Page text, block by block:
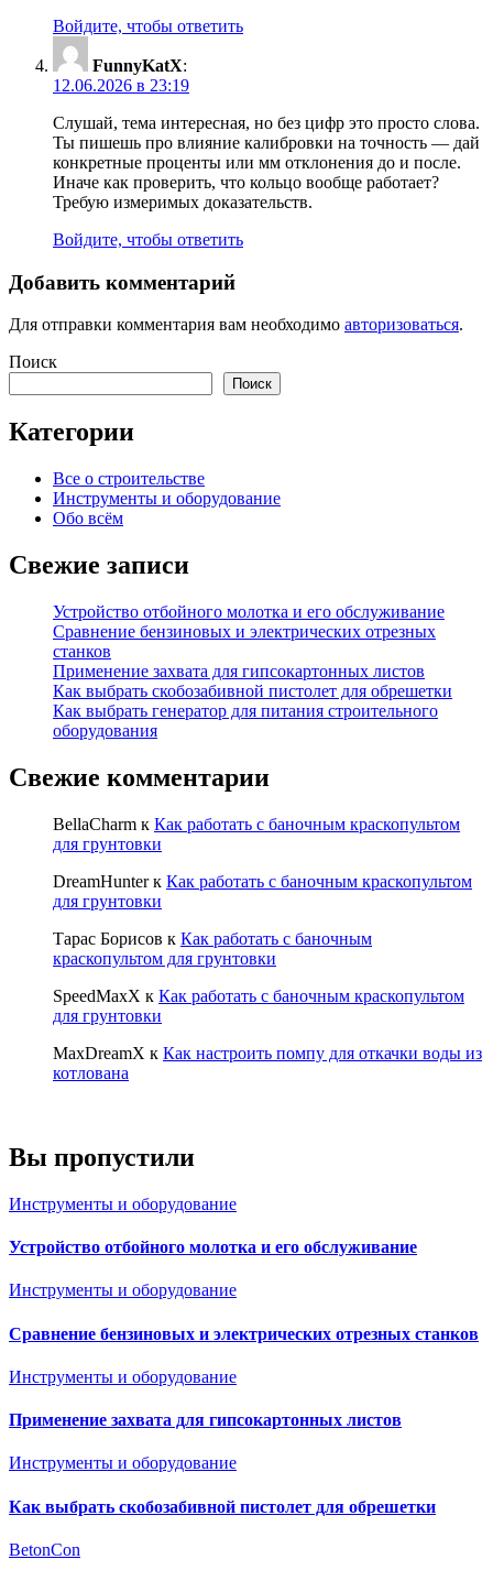
Войдите, чтобы ответить
FunnyKatX:
12.06.2026 в 23:19
Слушай, тема интересная, но без цифр это просто слова.
Ты пишешь про влияние калибровки на точность — дай
конкретные проценты или мм отклонения до и после.
Иначе как проверить, что кольцо вообще работает?
Требую измеримых доказательств.
Войдите, чтобы ответить
Добавить комментарий
Для отправки комментария вам необходимо авторизоваться.
Поиск
Поиск
Категории
Все о строительстве
Инструменты и оборудование
Обо всём
Свежие записи
Устройство отбойного молотка и его обслуживание
Сравнение бензиновых и электрических отрезных
станков
Применение захвата для гипсокартонных листов
Как выбрать скобозабивной пистолет для обрешетки
Как выбрать генератор для питания строительного
оборудования
Свежие комментарии
BellaCharm к Как работать с баночным краскопультом
для грунтовки
DreamHunterк Как работать с баночным краскопультом
для грунтовки
Тарас Борисов к Как работать с баночным
краскопультом для грунтовки
SpeedMaxX к Как работать с баночным краскопультом
для грунтовки
MaxDreamX к Как настроить помпу для откачки воды из
котлована
Вы пропустили
Инструменты и оборудование
Устройство отбойного молотка и его обслуживание
Инструменты и оборудование
Сравнение бензиновых и электрических отрезных станков
Инструменты и оборудование
Применение захвата для гипсокартонных листов
Инструменты и оборудование
Как выбрать скобозабивной пистолет для обрешетки
BetonCon